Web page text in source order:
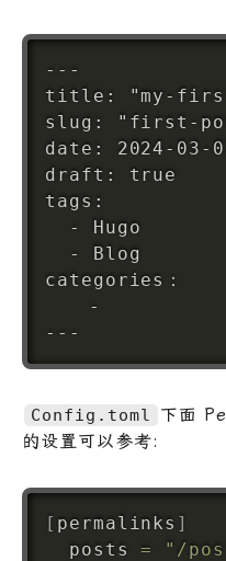
---
title: "my-
slug: "first-
date: 2024-03-
draft: true
tags:
  - Hugo
  - Blog
categories：
Config.toml
下面
的设置可以参考:
[ permalinks ]
  posts
= "/